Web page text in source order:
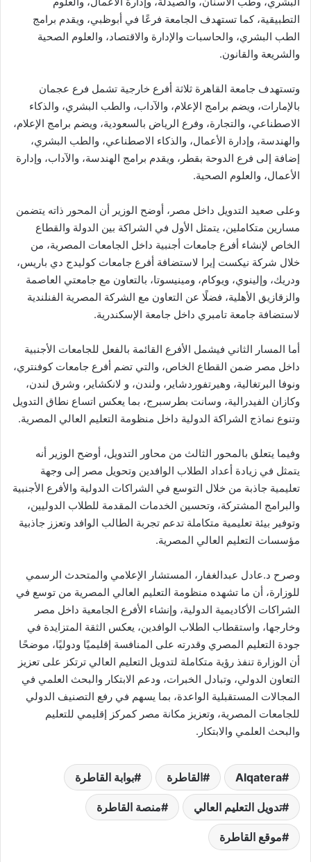
التطبيقية، كما تستهدف الجامعة فرعًا في أبوظبي، ويقدم برامج
الطب البشري، والحاسبات والإدارة والاقتصاد، والعلوم الصحية
والشريعة والقانون.
وتستهدف جامعة القاهرة ثلاثة أفرع خارجية تشمل فرع عجمان
بالإمارات، ويضم برامج الإعلام، والآداب، والطب البشري، والذكاء
الاصطناعي، والتجارة، وفرع الرياض بالسعودية، ويضم برامج الإعلام،
والهندسة، وإدارة الأعمال، والذكاء الاصطناعي، والطب البشري،
إضافة إلى فرع الدوحة بقطر، ويقدم برامج الهندسة، والآداب، وإدارة
الأعمال، والعلوم الصحية.
وعلى صعيد التدويل داخل مصر، أوضح الوزير أن المحور ذاته يتضمن
مسارين متكاملين، يتمثل الأول في الشراكة بين الدولة والقطاع
الخاص لإنشاء أفرع جامعات أجنبية داخل الجامعات المصرية، من
خلال شركة نيكست إيرا لاستضافة أفرع جامعات كوليدج دي باريس،
ودريك، وإلينوي، ويوكام، ومينيسوتا، بالتعاون مع جامعتي العاصمة
والزقازيق الأهلية، فضلًا عن التعاون مع الشركة المصرية الفنلندية
لاستضافة جامعة تامبري داخل جامعة الإسكندرية.
أما المسار الثاني فيشمل الأفرع القائمة بالفعل للجامعات الأجنبية
داخل مصر ضمن القطاع الخاص، والتي تضم أفرع جامعات كوفنتري،
ونوفا البرتغالية، وهيرتفوردشاير، ولندن، و لانكشاير، وشرق لندن،
وكازان الفيدرالية، وسانت بطرسبرج، بما يعكس اتساع نطاق التدويل
وتنوع نماذج الشراكة الدولية داخل منظومة التعليم العالي المصرية.
وفيما يتعلق بالمحور الثالث من محاور التدويل، أوضح الوزير أنه
يتمثل في زيادة أعداد الطلاب الوافدين وتحويل مصر إلى وجهة
تعليمية جاذبة من خلال التوسع في الشراكات الدولية والأفرع الأجنبية
والبرامج المشتركة، وتحسين الخدمات المقدمة للطلاب الدوليين،
وتوفير بيئة تعليمية متكاملة تدعم تجربة الطالب الوافد وتعزز جاذبية
مؤسسات التعليم العالي المصرية.
وصرح د.عادل عبدالغفار، المستشار الإعلامي والمتحدث الرسمي
للوزارة، أن ما تشهده منظومة التعليم العالي المصرية من توسع في
الشراكات الأكاديمية الدولية، وإنشاء الأفرع الجامعية داخل مصر
وخارجها، واستقطاب الطلاب الوافدين، يعكس الثقة المتزايدة في
جودة التعليم المصري وقدرته على المنافسة إقليميًا ودوليًا، موضحًا
أن الوزارة تنفذ رؤية متكاملة لتدويل التعليم العالي ترتكز على تعزيز
التعاون الدولي، وتبادل الخبرات، ودعم الابتكار والبحث العلمي في
المجالات المستقبلية الواعدة، بما يسهم في رفع التصنيف الدولي
للجامعات المصرية، وتعزيز مكانة مصر كمركز إقليمي للتعليم
والبحث العلمي والابتكار.
Alqatera القاطرة بوابة القاطرة
تدويل التعليم العالي منصة القاطرة
موقع القاطرة